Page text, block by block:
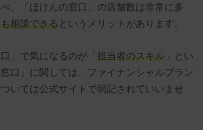
、「ほけんの窓口」の店舗数は非常に多
相談できる というメリットがあります。
」で気になるのが「 担当者のスキル 」とい
口」に関しては、ファイナンシャルプラン
いては公式サイトで明記されていいませ